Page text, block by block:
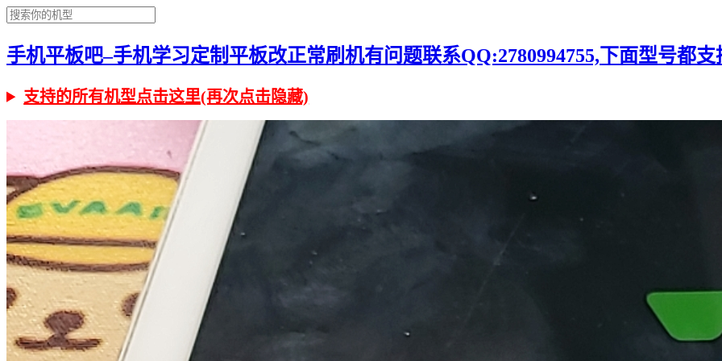
手机平板吧–手机学习定制平板改正常刷机有问题联系QQ:2780994755,下面型号都支
支持的所有机型点击这里(再次点击隐藏)